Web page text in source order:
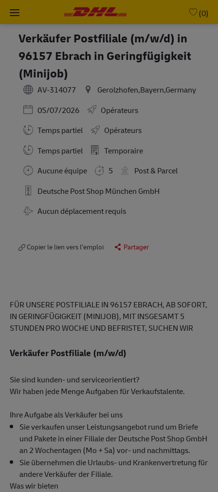
(0)
Verkäufer Postfiliale (m/w/d) in
96157 Ebrach in Geringfügigkeit
(Minijob)
AV-314077
Gerolzhofen,Bayern,Germany
Posted Date
05/07/2026
Opérateurs
Temps partiel
Opérateurs
Working Hours
Temps partiel
Temporaire
Aucune équipe
5
Post & Parcel
Deutsche Post Shop München GmbH
Travel Required
Aucun déplacement requis
Copier le lien vers l’emploi Partager
FÜR UNSERE POSTFILIALE IN 96157 EBRACH, AB SOFORT,
IN GERINGFÜGIGKEIT (MINIJOB), MIT INSGESAMT 5
STUNDEN PRO WOCHE UND BEFRISTET, SUCHEN WIR
Verkäufer Postfiliale (m/w/d)
Sie sind kunden- und serviceorientiert?
Wir haben jede Menge Aufgaben für Verkaufstalente.
Ihre Aufgabe als Verkäufer bei uns
Sie verkaufen unser Leistungsangebot rund um Briefe
und Pakete in einer Filiale der Deutsche Post Shop GmbH
an 2 Wochentagen (Mo + Sa) vor- und nachmittags.
Sie übernehmen die Urlaubs- und Krankenvertretung für
andere Verkäufer der Filiale.
Was wir bieten